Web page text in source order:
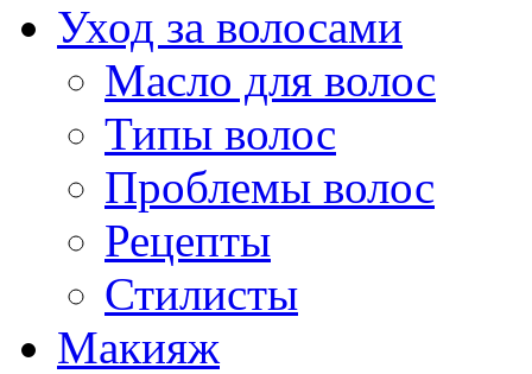
Уход за волосами
Масло для волос
Типы волос
Проблемы волос
Рецепты
Стилисты
Макияж